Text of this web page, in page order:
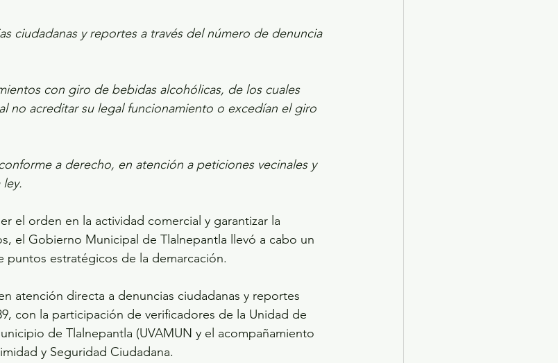
ciudadanas y reportes a través del número de denuncia
con giro de bebidas alcohólicas, de los cuales
no acreditar su legal funcionamiento o excedían el giro
a derecho, en atención a peticiones vecinales y
el orden en la actividad comercial y garantizar la
el Gobierno Municipal de Tlalnepantla llevó a cabo un
puntos estratégicos de la demarcación.
atención directa a denuncias ciudadanas y reportes
con la participación de verificadores de la Unidad de
de Tlalnepantla (UVAMUN y el acompañamiento
y Seguridad Ciudadana.